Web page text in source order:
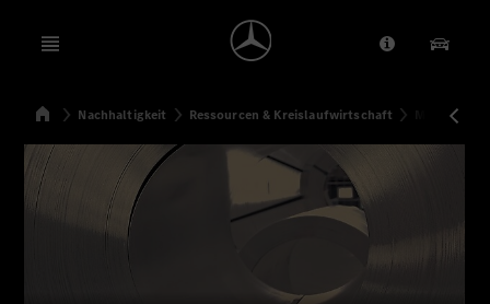
Open menu Anbieter/
SuchenStartseite
Nachhaltigkeit Ressourcen & Kreislaufwirtschaft Materialien